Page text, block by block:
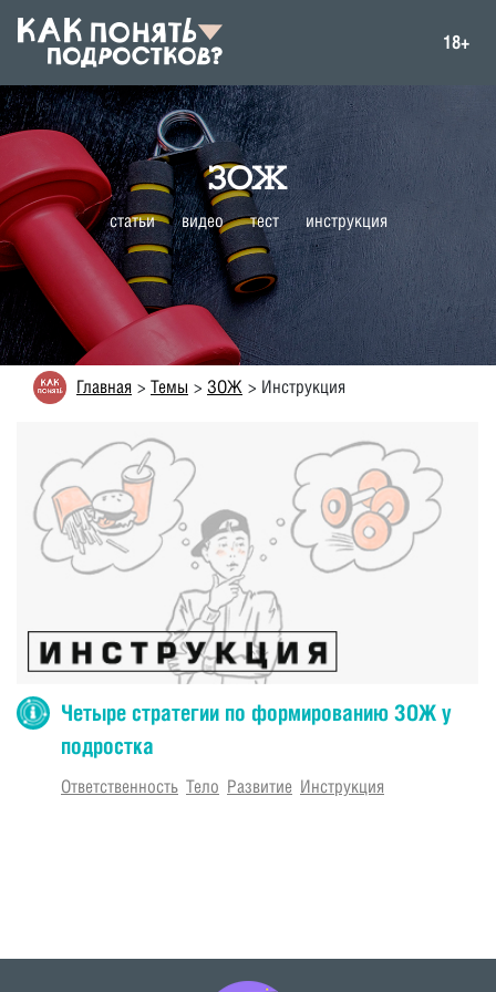
18+
ЗОЖ
статьи видео тест инструкция
Главная Темы ЗОЖ Инструкция
Четыре стратегии по формированию ЗОЖ у
подростка
Ответственность Тело Развитие Инструкция